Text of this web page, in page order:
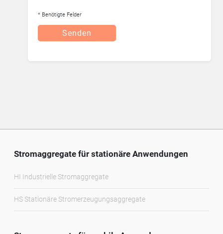
* Benötigte Felder
Senden
Stromaggregate für stationäre Anwendungen
HI Industrielle Stromaggregate
HS Stationäre Stromerzeugungsaggregate